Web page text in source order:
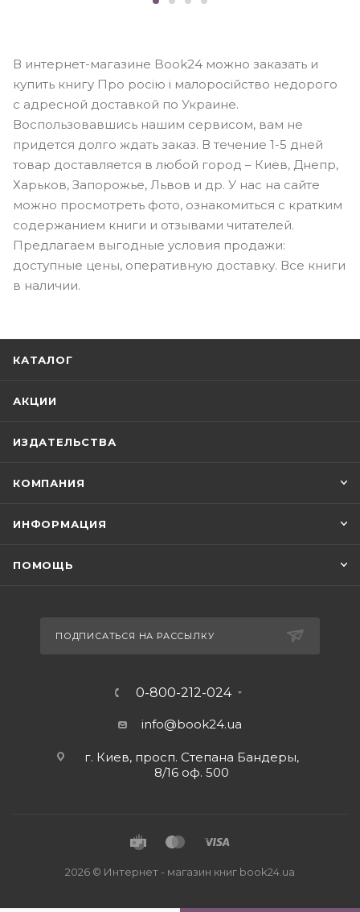
В интернет-магазине Book24 можно заказать и
купить книгу Про росію і малоросійство недорого
с адресной доставкой по Украине.
Воспользовавшись нашим сервисом, вам не
придется долго ждать заказ. В течение 1-5 дней
товар доставляется в любой город – Киев, Днепр,
Харьков, Запорожье, Львов и др. У нас на сайте
можно просмотреть фото, ознакомиться с кратким
содержанием книги и отзывами читателей.
Предлагаем выгодные условия продажи:
доступные цены, оперативную доставку. Все книги
в наличии.
КАТАЛОГ
АКЦИИ
ИЗДАТЕЛЬСТВА
КОМПАНИЯ
ИНФОРМАЦИЯ
ПОМОЩЬ
ПОДПИСАТЬСЯ НА РАССЫЛКУ
0-800-212-024
info@book24.ua
г. Киев, просп. Степана Бандеры,
8/16 оф. 500
2026 © Интернет - магазин книг book24.ua